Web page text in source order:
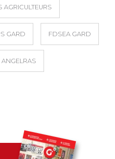
AGRICULTEURS
GARD FDSEA GARD